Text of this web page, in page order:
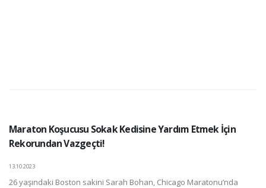
Maraton Koşucusu Sokak Kedisine Yardım Etmek İçin
Rekorundan Vazgeçti!
13.10.2023
26 yaşındaki Boston sakini Sarah Bohan, Chicago Maratonu’nda